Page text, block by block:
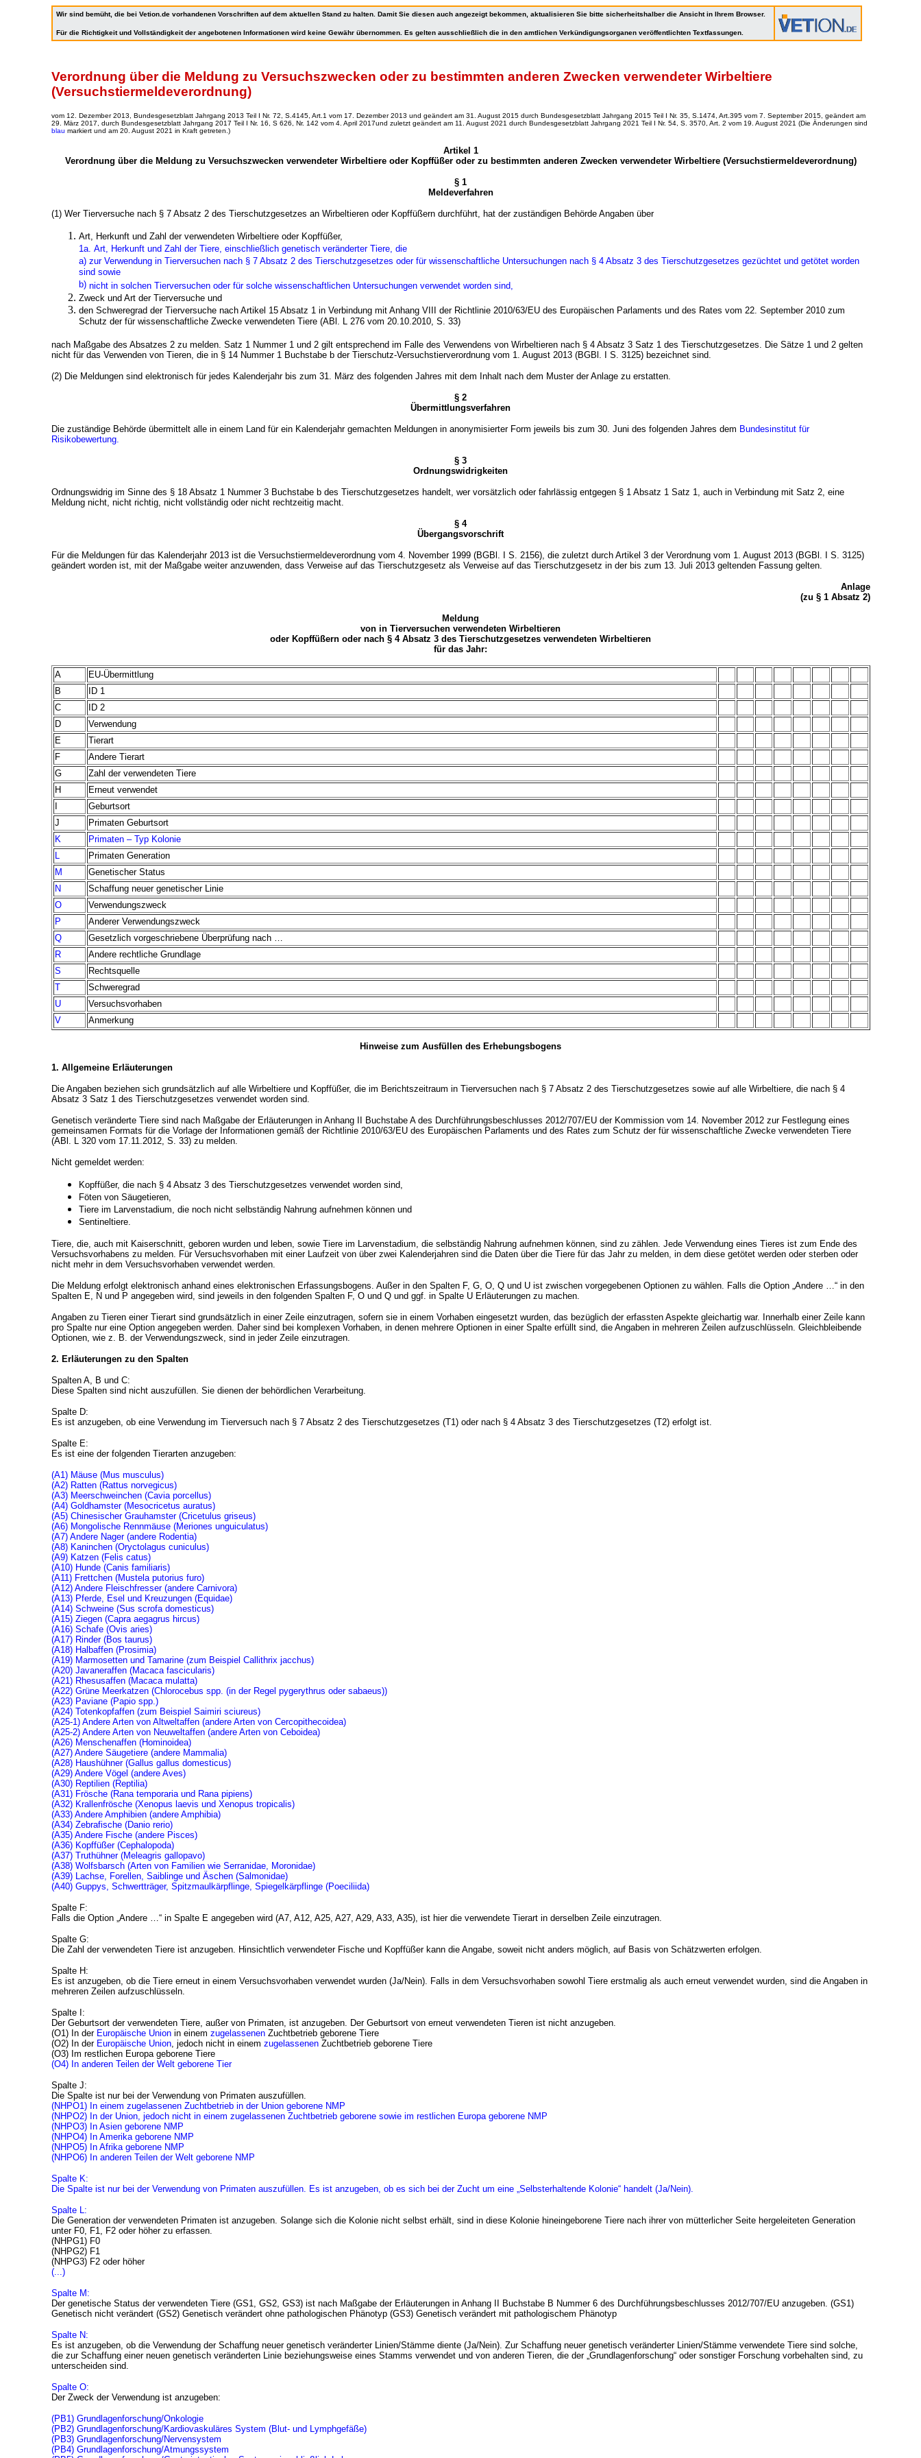
Wir sind bemüht, die bei Vetion.de vorhandenen Vorschriften auf dem aktuellen Stand zu halten. Damit Sie diesen auch angezeigt bekommen, aktualisieren Sie bitte sicherheitshalber die Ansicht in Ihrem Browser.
Für die Richtigkeit und Vollständigkeit der angebotenen Informationen wird keine Gewähr übernommen. Es gelten ausschließlich die in den amtlichen Verkündigungsorganen veröffentlichten Textfassungen.
Verordnung über die Meldung zu Versuchszwecken oder zu bestimmten anderen Zwecken verwendeter Wirbeltiere
(Versuchstiermeldeverordnung)
vom 12. Dezember 2013, Bundesgesetzblatt Jahrgang 2013 Teil I Nr. 72, S.4145, Art.1 vom 17. Dezember 2013 und geändert am 31. August 2015 durch Bundesgesetzblatt Jahrgang 2015 Teil I Nr. 35, S.1474, Art.395 vom 7. September 2015, geändert am
29. März 2017, durch Bundesgesetzblatt Jahrgang 2017 Teil I Nr. 16, S 626, Nr. 142 vom 4. April 2017und zuletzt geändert am 11. August 2021 durch Bundesgesetzblatt Jahrgang 2021 Teil I Nr. 54, S. 3570, Art. 2 vom 19. August 2021 (Die Änderungen sind
blau markiert und am 20. August 2021 in Kraft getreten.)
Artikel 1
Verordnung über die Meldung zu Versuchszwecken verwendeter Wirbeltiere oder Kopffüßer oder zu bestimmten anderen Zwecken verwendeter Wirbeltiere (Versuchstiermeldeverordnung)
§ 1
Meldeverfahren
(1) Wer Tierversuche nach § 7 Absatz 2 des Tierschutzgesetzes an Wirbeltieren oder Kopffüßern durchführt, hat der zuständigen Behörde Angaben über
Art, Herkunft und Zahl der verwendeten Wirbeltiere oder Kopffüßer,
1a. Art, Herkunft und Zahl der Tiere, einschließlich genetisch veränderter Tiere, die
a) zur Verwendung in Tierversuchen nach § 7 Absatz 2 des Tierschutzgesetzes oder für wissenschaftliche Untersuchungen nach § 4 Absatz 3 des Tierschutzgesetzes gezüchtet und getötet worden
sind sowie
b) nicht in solchen Tierversuchen oder für solche wissenschaftlichen Untersuchungen verwendet worden sind,
Zweck und Art der Tierversuche und
den Schweregrad der Tierversuche nach Artikel 15 Absatz 1 in Verbindung mit Anhang VIII der Richtlinie 2010/63/EU des Europäischen Parlaments und des Rates vom 22. September 2010 zum
Schutz der für wissenschaftliche Zwecke verwendeten Tiere (ABl. L 276 vom 20.10.2010, S. 33)
nach Maßgabe des Absatzes 2 zu melden. Satz 1 Nummer 1 und 2 gilt entsprechend im Falle des Verwendens von Wirbeltieren nach § 4 Absatz 3 Satz 1 des Tierschutzgesetzes. Die Sätze 1 und 2 gelten
nicht für das Verwenden von Tieren, die in § 14 Nummer 1 Buchstabe b der Tierschutz-Versuchstierverordnung vom 1. August 2013 (BGBl. I S. 3125) bezeichnet sind.
(2) Die Meldungen sind elektronisch für jedes Kalenderjahr bis zum 31. März des folgenden Jahres mit dem Inhalt nach dem Muster der Anlage zu erstatten.
§ 2
Übermittlungsverfahren
Die zuständige Behörde übermittelt alle in einem Land für ein Kalenderjahr gemachten Meldungen in anonymisierter Form jeweils bis zum 30. Juni des folgenden Jahres dem Bundesinstitut für
Risikobewertung.
§ 3
Ordnungswidrigkeiten
Ordnungswidrig im Sinne des § 18 Absatz 1 Nummer 3 Buchstabe b des Tierschutzgesetzes handelt, wer vorsätzlich oder fahrlässig entgegen § 1 Absatz 1 Satz 1, auch in Verbindung mit Satz 2, eine
Meldung nicht, nicht richtig, nicht vollständig oder nicht rechtzeitig macht.
§ 4
Übergangsvorschrift
Für die Meldungen für das Kalenderjahr 2013 ist die Versuchstiermeldeverordnung vom 4. November 1999 (BGBl. I S. 2156), die zuletzt durch Artikel 3 der Verordnung vom 1. August 2013 (BGBl. I S. 3125)
geändert worden ist, mit der Maßgabe weiter anzuwenden, dass Verweise auf das Tierschutzgesetz als Verweise auf das Tierschutzgesetz in der bis zum 13. Juli 2013 geltenden Fassung gelten.
Anlage
(zu § 1 Absatz 2)
Meldung
von in Tierversuchen verwendeten Wirbeltieren
oder Kopffüßern oder nach § 4 Absatz 3 des Tierschutzgesetzes verwendeten Wirbeltieren
für das Jahr:
A
EU-Übermittlung
B
ID 1
C
ID 2
D
Verwendung
E
Tierart
F
Andere Tierart
G
Zahl der verwendeten Tiere
H
Erneut verwendet
Geburtsort
J
Primaten Geburtsort
K
Primaten – Typ Kolonie
L
Primaten Generation
M
Genetischer Status
N
Schaffung neuer genetischer Linie
O
Verwendungszweck
P
Anderer Verwendungszweck
Q
Gesetzlich vorgeschriebene Überprüfung nach …
R
Andere rechtliche Grundlage
S
Rechtsquelle
T
Schweregrad
U
Versuchsvorhaben
V
Anmerkung
Hinweise zum Ausfüllen des Erhebungsbogens
1. Allgemeine Erläuterungen
Die Angaben beziehen sich grundsätzlich auf alle Wirbeltiere und Kopffüßer, die im Berichtszeitraum in Tierversuchen nach § 7 Absatz 2 des Tierschutzgesetzes sowie auf alle Wirbeltiere, die nach § 4
Absatz 3 Satz 1 des Tierschutzgesetzes verwendet worden sind.
Genetisch veränderte Tiere sind nach Maßgabe der Erläuterungen in Anhang II Buchstabe A des Durchführungsbeschlusses 2012/707/EU der Kommission vom 14. November 2012 zur Festlegung eines
gemeinsamen Formats für die Vorlage der Informationen gemäß der Richtlinie 2010/63/EU des Europäischen Parlaments und des Rates zum Schutz der für wissenschaftliche Zwecke verwendeten Tiere
(ABl. L 320 vom 17.11.2012, S. 33) zu melden.
Nicht gemeldet werden:
Kopffüßer, die nach § 4 Absatz 3 des Tierschutzgesetzes verwendet worden sind,
Föten von Säugetieren,
Tiere im Larvenstadium, die noch nicht selbständig Nahrung aufnehmen können und
Sentineltiere.
Tiere, die, auch mit Kaiserschnitt, geboren wurden und leben, sowie Tiere im Larvenstadium, die selbständig Nahrung aufnehmen können, sind zu zählen. Jede Verwendung eines Tieres ist zum Ende des
Versuchsvorhabens zu melden. Für Versuchsvorhaben mit einer Laufzeit von über zwei Kalenderjahren sind die Daten über die Tiere für das Jahr zu melden, in dem diese getötet werden oder sterben oder
nicht mehr in dem Versuchsvorhaben verwendet werden.
Die Meldung erfolgt elektronisch anhand eines elektronischen Erfassungsbogens. Außer in den Spalten F, G, O, Q und U ist zwischen vorgegebenen Optionen zu wählen. Falls die Option „Andere …“ in den
Spalten E, N und P angegeben wird, sind jeweils in den folgenden Spalten F, O und Q und ggf. in Spalte U Erläuterungen zu machen.
Angaben zu Tieren einer Tierart sind grundsätzlich in einer Zeile einzutragen, sofern sie in einem Vorhaben eingesetzt wurden, das bezüglich der erfassten Aspekte gleichartig war. Innerhalb einer Zeile kann
pro Spalte nur eine Option angegeben werden. Daher sind bei komplexen Vorhaben, in denen mehrere Optionen in einer Spalte erfüllt sind, die Angaben in mehreren Zeilen aufzuschlüsseln. Gleichbleibende
Optionen, wie z. B. der Verwendungszweck, sind in jeder Zeile einzutragen.
2. Erläuterungen zu den Spalten
Spalten A, B und C:
Diese Spalten sind nicht auszufüllen. Sie dienen der behördlichen Verarbeitung.
Spalte D:
Es ist anzugeben, ob eine Verwendung im Tierversuch nach § 7 Absatz 2 des Tierschutzgesetzes (T1) oder nach § 4 Absatz 3 des Tierschutzgesetzes (T2) erfolgt ist.
Spalte E:
Es ist eine der folgenden Tierarten anzugeben:
(A1) Mäuse (Mus musculus)
(A2) Ratten (Rattus norvegicus)
(A3) Meerschweinchen (Cavia porcellus)
(A4) Goldhamster (Mesocricetus auratus)
(A5) Chinesischer Grauhamster (Cricetulus griseus)
(A6) Mongolische Rennmäuse (Meriones unguiculatus)
(A7) Andere Nager (andere Rodentia)
(A8) Kaninchen (Oryctolagus cuniculus)
(A9) Katzen (Felis catus)
(A10) Hunde (Canis familiaris)
(A11) Frettchen (Mustela putorius furo)
(A12) Andere Fleischfresser (andere Carnivora)
(A13) Pferde, Esel und Kreuzungen (Equidae)
(A14) Schweine (Sus scrofa domesticus)
(A15) Ziegen (Capra aegagrus hircus)
(A16) Schafe (Ovis aries)
(A17) Rinder (Bos taurus)
(A18) Halbaffen (Prosimia)
(A19) Marmosetten und Tamarine (zum Beispiel Callithrix jacchus)
(A20) Javaneraffen (Macaca fascicularis)
(A21) Rhesusaffen (Macaca mulatta)
(A22) Grüne Meerkatzen (Chlorocebus spp. (in der Regel pygerythrus oder sabaeus))
(A23) Paviane (Papio spp.)
(A24) Totenkopfaffen (zum Beispiel Saimiri sciureus)
(A25-1) Andere Arten von Altweltaffen (andere Arten von Cercopithecoidea)
(A25-2) Andere Arten von Neuweltaffen (andere Arten von Ceboidea)
(A26) Menschenaffen (Hominoidea)
(A27) Andere Säugetiere (andere Mammalia)
(A28) Haushühner (Gallus gallus domesticus)
(A29) Andere Vögel (andere Aves)
(A30) Reptilien (Reptilia)
(A31) Frösche (Rana temporaria und Rana pipiens)
(A32) Krallenfrösche (Xenopus laevis und Xenopus tropicalis)
(A33) Andere Amphibien (andere Amphibia)
(A34) Zebrafische (Danio rerio)
(A35) Andere Fische (andere Pisces)
(A36) Kopffüßer (Cephalopoda)
(A37) Truthühner (Meleagris gallopavo)
(A38) Wolfsbarsch (Arten von Familien wie Serranidae, Moronidae)
(A39) Lachse, Forellen, Saiblinge und Äschen (Salmonidae)
(A40) Guppys, Schwertträger, Spitzmaulkärpflinge, Spiegelkärpflinge (Poeciliida)
Spalte F:
Falls die Option „Andere …“ in Spalte E angegeben wird (A7, A12, A25, A27, A29, A33, A35), ist hier die verwendete Tierart in derselben Zeile einzutragen.
Spalte G:
Die Zahl der verwendeten Tiere ist anzugeben. Hinsichtlich verwendeter Fische und Kopffüßer kann die Angabe, soweit nicht anders möglich, auf Basis von Schätzwerten erfolgen.
Spalte H:
Es ist anzugeben, ob die Tiere erneut in einem Versuchsvorhaben verwendet wurden (Ja/Nein). Falls in dem Versuchsvorhaben sowohl Tiere erstmalig als auch erneut verwendet wurden, sind die Angaben in
mehreren Zeilen aufzuschlüsseln.
Spalte I:
Der Geburtsort der verwendeten Tiere, außer von Primaten, ist anzugeben. Der Geburtsort von erneut verwendeten Tieren ist nicht anzugeben.
(O1) In der Europäische Unionin einem zugelassenenZuchtbetrieb geborene Tiere
(O2) In der Europäische Union, jedoch nicht in einem zugelassenenZuchtbetrieb geborene Tiere
(O3) Im restlichen Europa geborene Tiere
(O4) In anderen Teilen der Welt geborene Tier
Spalte J:
Die Spalte ist nur bei der Verwendung von Primaten auszufüllen.
(NHPO1) In einem zugelassenen Zuchtbetrieb in der Union geborene NMP
(NHPO2) In der Union, jedoch nicht in einem zugelassenen Zuchtbetrieb geborene sowie im restlichen Europa geborene NMP
(NHPO3) In Asien geborene NMP
(NHPO4) In Amerika geborene NMP
(NHPO5) In Afrika geborene NMP
(NHPO6) In anderen Teilen der Welt geborene NMP
Spalte K:
Die Spalte ist nur bei der Verwendung von Primaten auszufüllen. Es ist anzugeben, ob es sich bei der Zucht um eine „Selbsterhaltende Kolonie“ handelt (Ja/Nein).
Spalte L:
Die Generation der verwendeten Primaten ist anzugeben. Solange sich die Kolonie nicht selbst erhält, sind in diese Kolonie hineingeborene Tiere nach ihrer von mütterlicher Seite hergeleiteten Generation
unter F0, F1, F2 oder höher zu erfassen.
(NHPG1) F0
(NHPG2) F1
(NHPG3) F2 oder höher
(...)
Spalte M:
Der genetische Status der verwendeten Tiere (GS1, GS2, GS3) ist nach Maßgabe der Erläuterungen in Anhang II Buchstabe B Nummer 6 des Durchführungsbeschlusses 2012/707/EU anzugeben. (GS1)
Genetisch nicht verändert (GS2) Genetisch verändert ohne pathologischen Phänotyp (GS3) Genetisch verändert mit pathologischem Phänotyp
Spalte N:
Es ist anzugeben, ob die Verwendung der Schaffung neuer genetisch veränderter Linien/Stämme diente (Ja/Nein). Zur Schaffung neuer genetisch veränderter Linien/Stämme verwendete Tiere sind solche,
die zur Schaffung einer neuen genetisch veränderten Linie beziehungsweise eines Stamms verwendet und von anderen Tieren, die der „Grundlagenforschung“ oder sonstiger Forschung vorbehalten sind, zu
unterscheiden sind.
Spalte O:
Der Zweck der Verwendung ist anzugeben:
(PB1) Grundlagenforschung/Onkologie
(PB2) Grundlagenforschung/Kardiovaskuläres System (Blut- und Lymphgefäße)
(PB3) Grundlagenforschung/Nervensystem
(PB4) Grundlagenforschung/Atmungssystem